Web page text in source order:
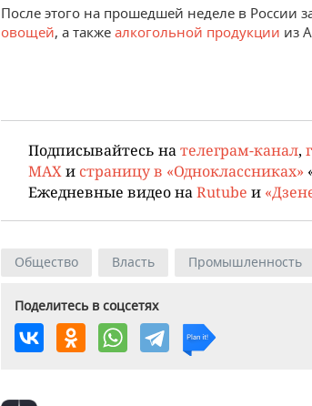
После этого на прошедшей неделе в России
овощей, а также алкогольной продукции из
Подписывайтесь на телеграм-канал,
MAX и страницу в «Одноклассниках»
Ежедневные видео на Rutube и
Общество Власть Промышленность
Поделитесь в соцсетях